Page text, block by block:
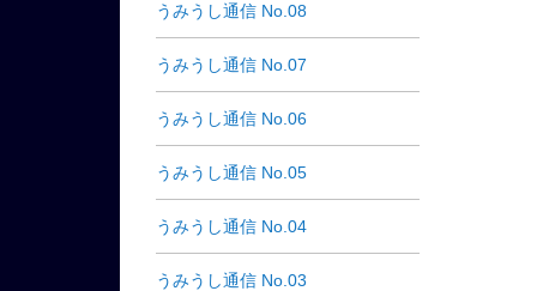
うみうし通信 No.08
うみうし通信 No.07
うみうし通信 No.06
うみうし通信 No.05
うみうし通信 No.04
うみうし通信 No.03